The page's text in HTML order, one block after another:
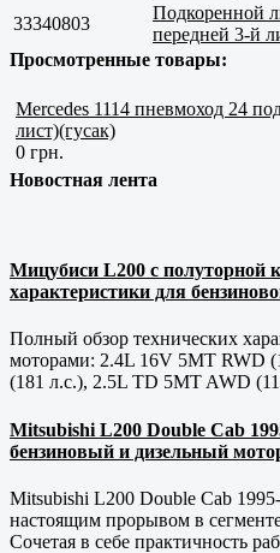
33340803
Подкоренной
передней 3-й
Просмотренные товары:
Mercedes 1114 пневмоход 24
лист)(гусак)
0 грн.
Новостная лента
Мицубиси L200 с полуторной
характеристики для
Полный обзор технических
моторами: 2.4L 16V 5MT RWD
(181 л.с.), 2.5L TD 5MT AWD
Mitsubishi L200 Double Cab
бензиновый и дизельный
Mitsubishi L200 Double Cab
настоящим прорывом в
Сочетая в себе практичность